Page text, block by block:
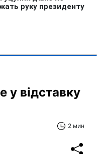
у відставку
2 мин